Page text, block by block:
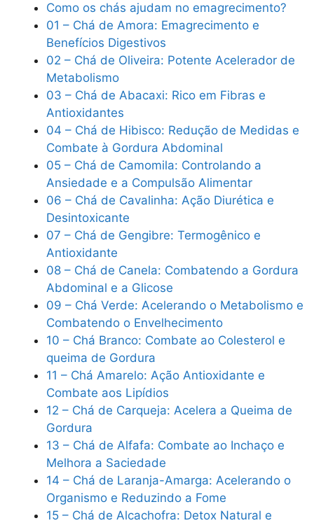
Como os chás ajudam no emagrecimento?
01 – Chá de Amora: Emagrecimento e
Benefícios Digestivos
02 – Chá de Oliveira: Potente Acelerador de
Metabolismo
03 – Chá de Abacaxi: Rico em Fibras e
Antioxidantes
04 – Chá de Hibisco: Redução de Medidas e
Combate à Gordura Abdominal
05 – Chá de Camomila: Controlando a
Ansiedade e a Compulsão Alimentar
06 – Chá de Cavalinha: Ação Diurética e
Desintoxicante
07 – Chá de Gengibre: Termogênico e
Antioxidante
08 – Chá de Canela: Combatendo a Gordura
Abdominal e a Glicose
09 – Chá Verde: Acelerando o Metabolismo e
Combatendo o Envelhecimento
10 – Chá Branco: Combate ao Colesterol e
queima de Gordura
11 – Chá Amarelo: Ação Antioxidante e
Combate aos Lipídios
12 – Chá de Carqueja: Acelera a Queima de
Gordura
13 – Chá de Alfafa: Combate ao Inchaço e
Melhora a Saciedade
14 – Chá de Laranja-Amarga: Acelerando o
Organismo e Reduzindo a Fome
15 – Chá de Alcachofra: Detox Natural e